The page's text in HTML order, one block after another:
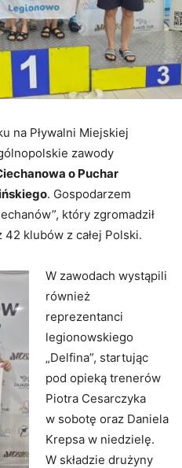
na Pływalni Miejskiej
zawody
o Puchar
. Gospodarzem
który zgromadził
klubów z całej Polski.
W zawodach wystąpili
również
reprezentanci
legionowskiego
„Delfina”, startując
pod opieką trenerów
Piotra Cesarczyka
w sobotę oraz Daniela
Krepsa w niedzielę.
W składzie drużyny